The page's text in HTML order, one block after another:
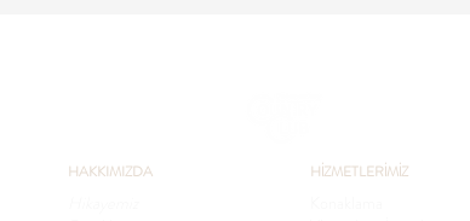
HAKKIMIZDA HİZMETLERİMİZ